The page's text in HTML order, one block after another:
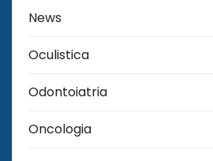
News
Oculistica
Odontoiatria
Oncologia